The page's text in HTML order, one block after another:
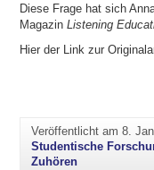
Diese Frage hat sich
Magazin Listening
Hier der Link zur
Veröffentlicht am8.
Studentische
Zuhören